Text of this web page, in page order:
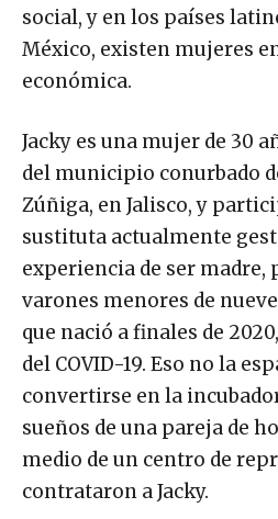
social, y en los países
México, existen mujeres
económica.
Jacky es una mujer de 30
del municipio conurbado
Zúñiga, en Jalisco, y
sustituta actualmente
experiencia de ser madre,
varones menores de
que nació a finales de
del COVID-19. Eso no la
convertirse en la
sueños de una pareja de
medio de un centro de
contrataron a Jacky.